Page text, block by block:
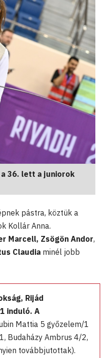
36. lett a juniorok
pástra, köztük a
Kollár Anna.
Marcell, Zsögön Andor,
Claudia minél jobb
Rijád
induló. A
Mattia 5 győzelem/1
Budaházy Ambrus 4/2,
továbbjutottak).